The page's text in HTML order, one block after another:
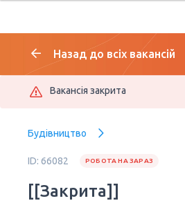
Назад до всіх вакансій
Вакансія закрита
Будівництво
ID: 66082 РОБОТА НА ЗАРАЗ
[[Закрита]]